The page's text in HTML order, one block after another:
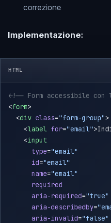
correzione
Implementazione:
HTML
<form
  <
div class="form-group"
    <
label for="email"
    <
      type
=
      id
=
      name
=
      aria-required
=
      aria-describedby
=
      aria-invalid
=